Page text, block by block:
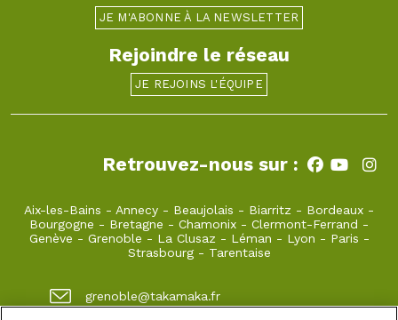
JE M'ABONNE À LA NEWSLETTER
Rejoindre le réseau
JE REJOINS L'ÉQUIPE
Retrouvez-nous sur :
Aix-les-Bains - Annecy - Beaujolais - Biarritz - Bordeaux -
Bourgogne - Bretagne - Chamonix - Clermont-Ferrand -
Genève - Grenoble - La Clusaz - Léman - Lyon - Paris -
Strasbourg- Tarentaise
grenoble@takamaka.fr